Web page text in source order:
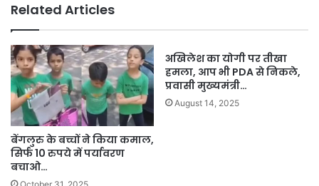
Related Articles
बेंगलुरु के बच्चों ने किया कमाल,
सिर्फ 10 रुपये में पर्यावरण
बचाओ…
October 31, 2025
अखिलेश का योगी पर तीखा
हमला, आप भी PDA से निकले,
प्रवासी मुख्यमंत्री…
August 14, 2025